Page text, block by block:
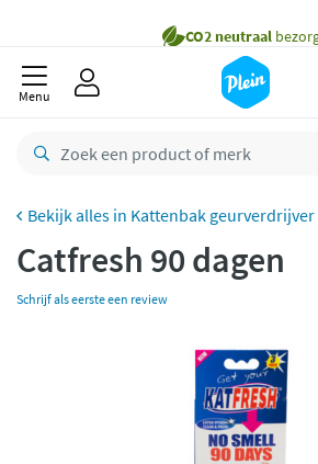
besteld,
Gratisretourneren
Betaal met Klarna
Menu
Kattenbak geurverdrijver
Catfresh 90 dagen
Schrijf als eerste een review